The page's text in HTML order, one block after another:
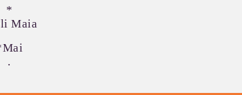
*
Maia
.